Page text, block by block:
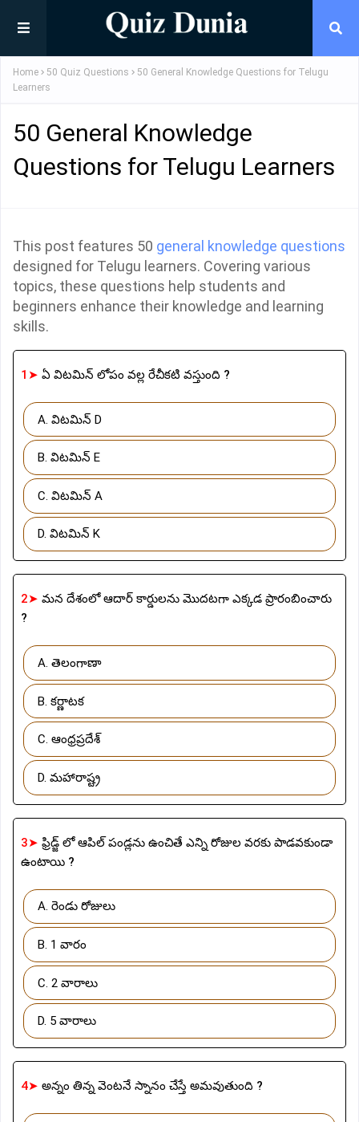
Home 50 Quiz Questions
50 General Knowledge Questions for Telugu
Learners
50 General Knowledge
Questions for Telugu Learners
This post features 50 general knowledge questions
designed for Telugu learners. Covering various
topics, these questions help students and
beginners enhance their knowledge and learning
skills.
1➤ ఏ విటమిన్ లోపం వల్ల రేచీకటి వస్తుంది ?
A. విటమిన్ D
B. విటమిన్ E
C. విటమిన్ A
D. విటమిన్ K
2➤ మన దేశంలో ఆదార్ కార్డులను మొదటగా ఎక్కడ ప్రారంబించారు
?
A. తెలంగాణా
B. కర్ణాటక
C. ఆంధ్రప్రదేశ్
D. మహారాష్ట్ర
3➤ ఫ్రిడ్జ్ లో ఆపిల్ పండ్లను ఉంచితే ఎన్ని రోజుల వరకు పాడవకుండా
ఉంటాయి ?
A. రెండు రోజులు
B. 1 వారం
C. 2 వారాలు
D. 5 వారాలు
4➤ అన్నం తిన్న వెంటనే స్నానం చేస్తే అమవుతుంది ?